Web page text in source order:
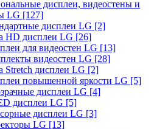
дисплеи, видеостены и
LG [127]
дисплеи LG [2]
HD дисплеи LG [26]
для видеостен LG [13]
видеостен LG [28]
Stretch дисплеи LG [2]
повышенной яркости LG [5]
дисплеи LG [4]
дисплеи LG [5]
дисплеи LG [3]
LG [13]